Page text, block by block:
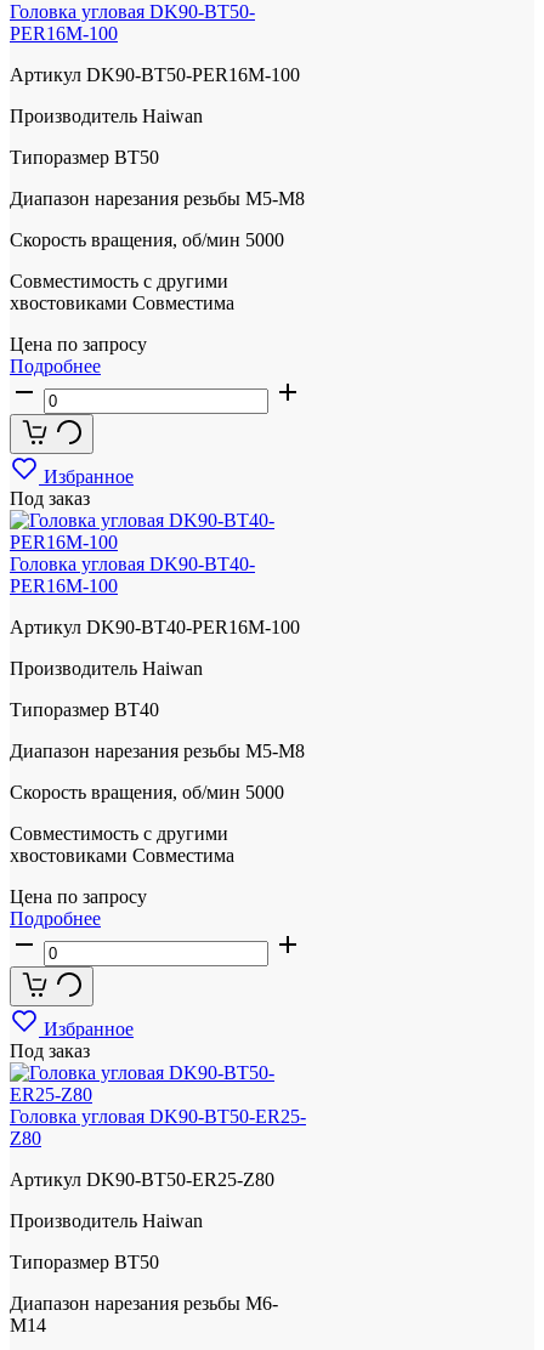
Головка угловая DK90-BT50-
PER16M-100
Артикул DK90-BT50-PER16M-100
Производитель Haiwan
Типоразмер BT50
Диапазон нарезания резьбы М5-M8
Скорость вращения, об/мин 5000
Совместимость с другими
хвостовиками Совместима
Цена по запросу
Подробнее
Избранное
Под заказ
Головка угловая DK90-BT40-
PER16M-100
Артикул DK90-BT40-PER16M-100
Производитель Haiwan
Типоразмер BT40
Диапазон нарезания резьбы М5-M8
Скорость вращения, об/мин 5000
Совместимость с другими
хвостовиками Совместима
Цена по запросу
Подробнее
Избранное
Под заказ
Головка угловая DK90-BT50-ER25-
Z80
Артикул DK90-BT50-ER25-Z80
Производитель Haiwan
Типоразмер BT50
Диапазон нарезания резьбы М6-
М14